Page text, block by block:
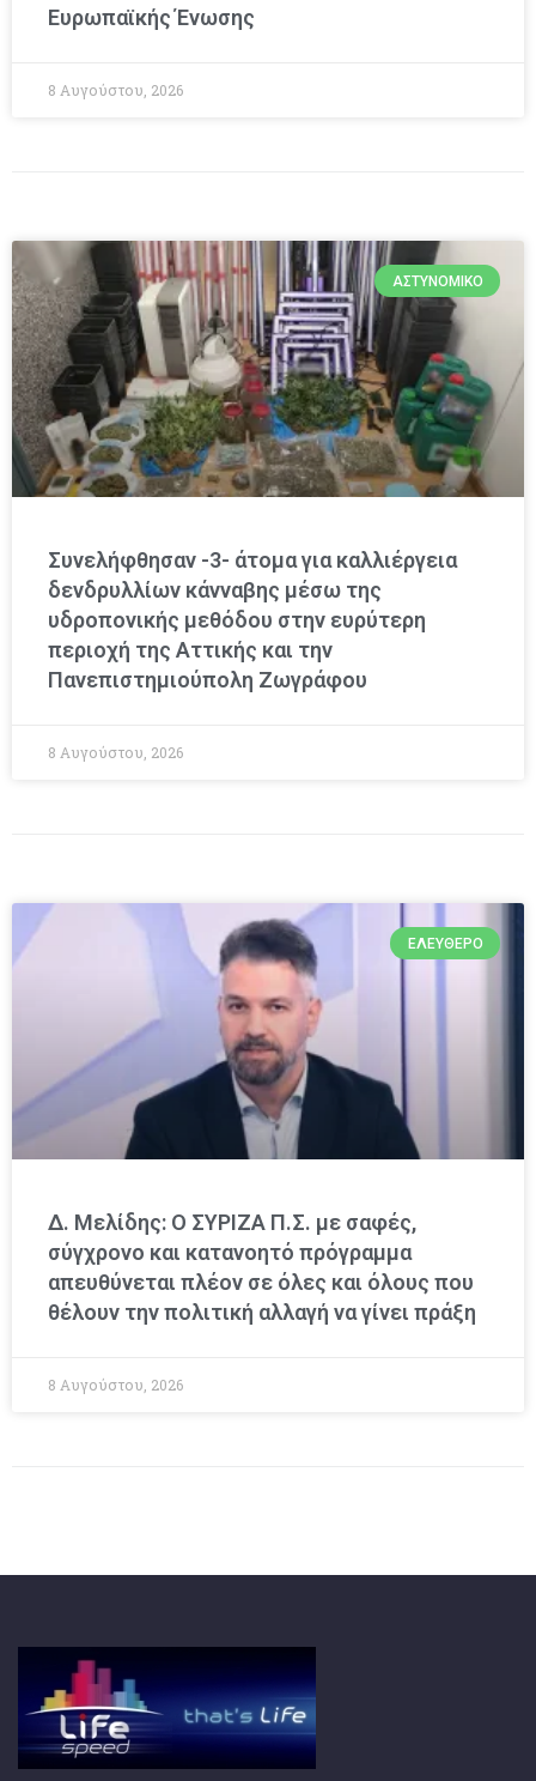
Ευρωπαϊκής Ένωσης
8 Αυγούστου, 2026
ΑΣΤΥΝΟΜΙΚΌ
Συνελήφθησαν -3- άτομα για καλλιέργεια
δενδρυλλίων κάνναβης μέσω της
υδροπονικής μεθόδου στην ευρύτερη
περιοχή της Αττικής και την
Πανεπιστημιούπολη Ζωγράφου
8 Αυγούστου, 2026
ΕΛΕΎΘΕΡΟ
Δ. Μελίδης: Ο ΣΥΡΙΖΑ Π.Σ. με σαφές,
σύγχρονο και κατανοητό πρόγραμμα
απευθύνεται πλέον σε όλες και όλους που
θέλουν την πολιτική αλλαγή να γίνει πράξη
8 Αυγούστου, 2026